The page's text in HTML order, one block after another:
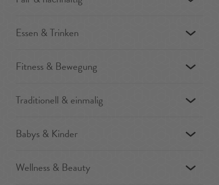
Essen & Trinken
Fitness & Bewegung
Traditionell & einmalig
Babys & Kinder
Wellness & Beauty